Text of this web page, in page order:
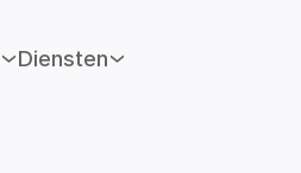
Diensten